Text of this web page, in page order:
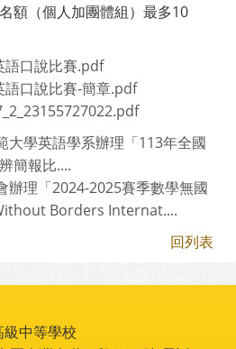
額（個人加團體組）最多10
語口說比賽.pdf
語口說比賽-簡章.pdf
大學英語學系辦理「113年全國
簡報比....
辦理「2024-2025賽季數學無國
Borders Internat....
回列表
中等學校